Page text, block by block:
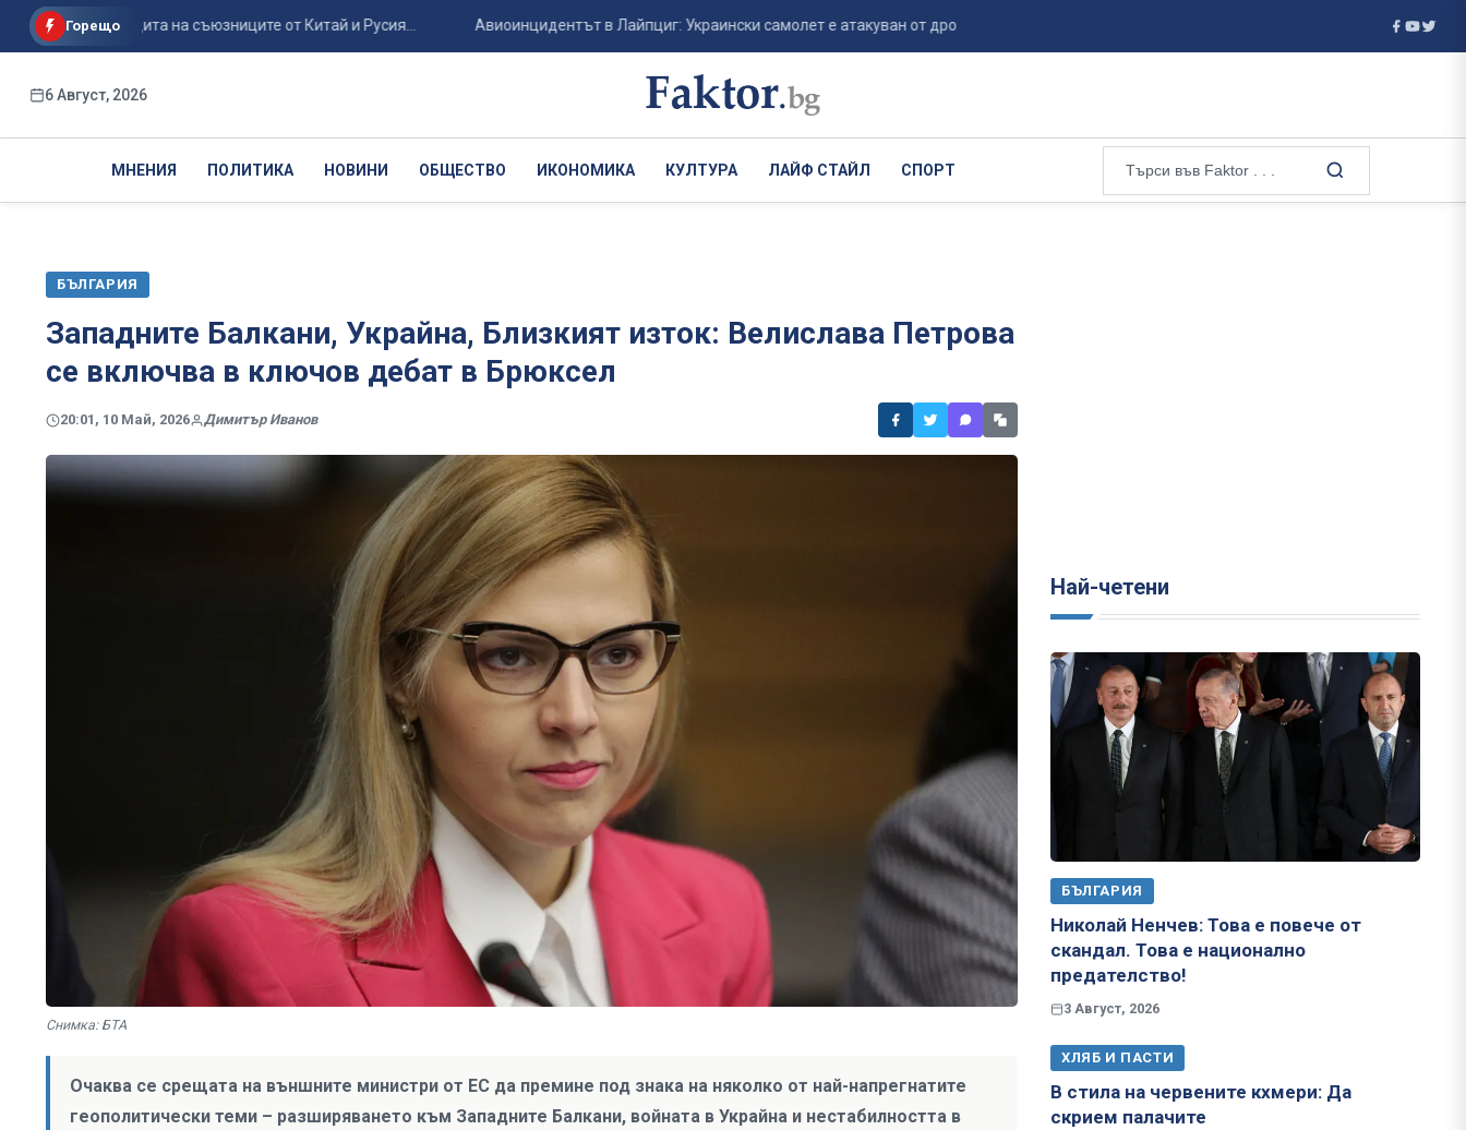
Горещо
за защита на съюзниците от Китай и Русия... Авиоинцидентът в Лайпциг: Украински самолет е атакуван от дрон-камикадзе - детон... В Москва погребаха генерал при засилена
6 Август, 2026
МНЕНИЯ ПОЛИТИКА НОВИНИ ОБЩЕСТВО ИКОНОМИКА КУЛТУРА ЛАЙФ СТАЙЛ СПОРТ
БЪЛГАРИЯ
Западните Балкани, Украйна, Близкият изток: Велислава Петрова
се включва в ключов дебат в Брюксел
20:01, 10 Май, 2026 Димитър Иванов
Снимка: БТА
Очаква се срещата на външните министри от ЕС да премине под знака на няколко от най-напрегнатите
геополитически теми – разширяването към Западните Балкани, войната в Украйна и нестабилността в
Най-четени
БЪЛГАРИЯ
Николай Ненчев: Това е повече от
скандал. Това е национално
предателство!
3 Август, 2026
ХЛЯБ И ПАСТИ
В стила на червените кхмери: Да
скрием палачите